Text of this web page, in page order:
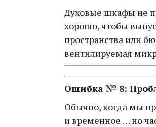
Духовые шкафы не
хорошо, чтобы
пространства или
вентилируемая
Ошибка № 8:
Обычно, когда мы
и временное … но